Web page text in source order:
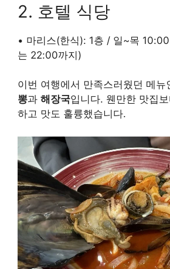
2. 호텔 식당
• 마리스(한식): 1층 / 일~목
는 22:00까지)
이번 여행에서 만족스러웠던 메뉴
뽕과 해장국입니다. 웬만한 맛집
하고 맛도 훌륭했습니다.